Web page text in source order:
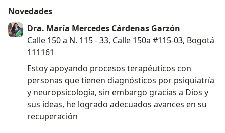
Novedades
Dra. María Mercedes Cárdenas Garzón
Calle 150 a N. 115 - 33, Calle 150a #115-03, Bogotá
111161
Estoy apoyando procesos terapéuticos con
personas que tienen diagnósticos por psiquiatría
y neuropsicología, sin embargo gracias a Dios y
sus ideas, he logrado adecuados avances en su
recuperación